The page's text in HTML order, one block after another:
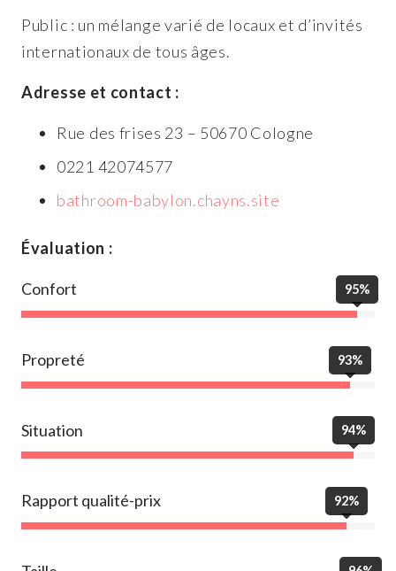
Public : un mélange varié de locaux et d’invités
internationaux de tous âges.
Adresse et contact :
Rue des frises 23 – 50670 Cologne
0221 42074577
bathroom-babylon.chayns.site
Évaluation :
Confort 95%
Propreté 93%
Situation 94%
Rapport qualité-prix 92%